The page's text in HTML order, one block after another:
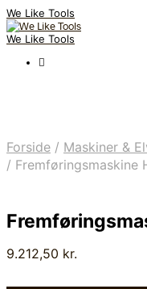
We Like Tools
We Like Tools
Forside / Maskiner &
/ Fremføringsmaskine
9.212,50 kr.